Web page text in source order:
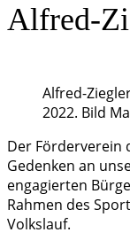
Alfred-
Alfred-
2022. Bild
Der Förderverein
Gedenken an
engagierten
Rahmen des
Volkslauf.